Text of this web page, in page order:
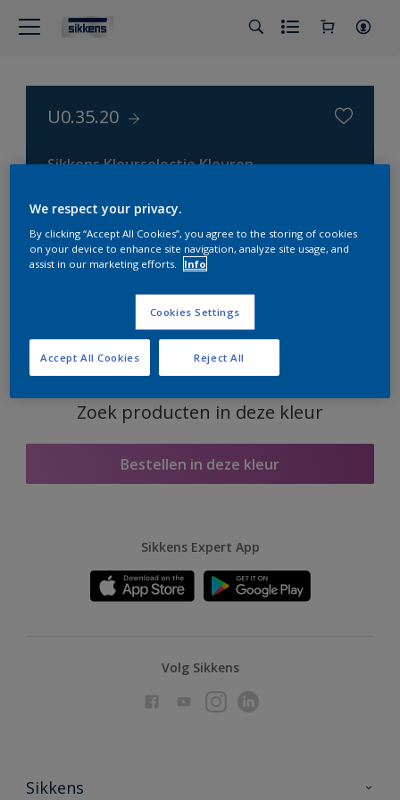
U0.35.20
Sikkens Kleurselectie Kleuren
Zoek producten in deze kleur
Bestellen in deze kleur
Sikkens Expert App
Volg Sikkens
Sikkens
We respect your privacy.
By clicking “Accept All Cookies”, you agree to the storing of cookies
on your device to enhance site navigation, analyze site usage, and
assist in our marketing efforts.
Info
Cookies Settings
Reject All
Accept All Cookies